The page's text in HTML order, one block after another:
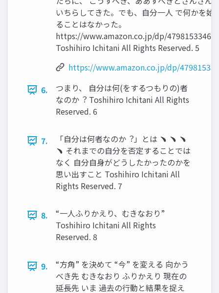
いちらしてきた。でも、⾃分⼀⼈ で何かを始
ることはなかった。
https://www.amazon.co.jp/dp/4798153346/
Toshihiro Ichitani All Rights Reserved. 5
https://www.amazon.co.jp/dp/
6.
つまり、 ⾃分は何(をするつもりの)者
なのか︖ Toshihiro Ichitani All Rights
Reserved. 6
7.
「⾃分は何者なのか︖」とは ﹅ ﹅ ﹅
﹅ それまでの⾃分を否定することでは
なく ⾃分⾃⾝がどうしたかったのかを
思い出すこと Toshihiro Ichitani All
Rights Reserved. 7
8.
“⼀⼈ふりかえり、むきなおり”
Toshihiro Ichitani All Rights
Reserved. 8
9.
“⽅⾓” を決めて “今” を変える 向かう
べき先 むきなおり ふりかえり 現在の
延⻑先 いま 過去の⾏動と結果を捉え